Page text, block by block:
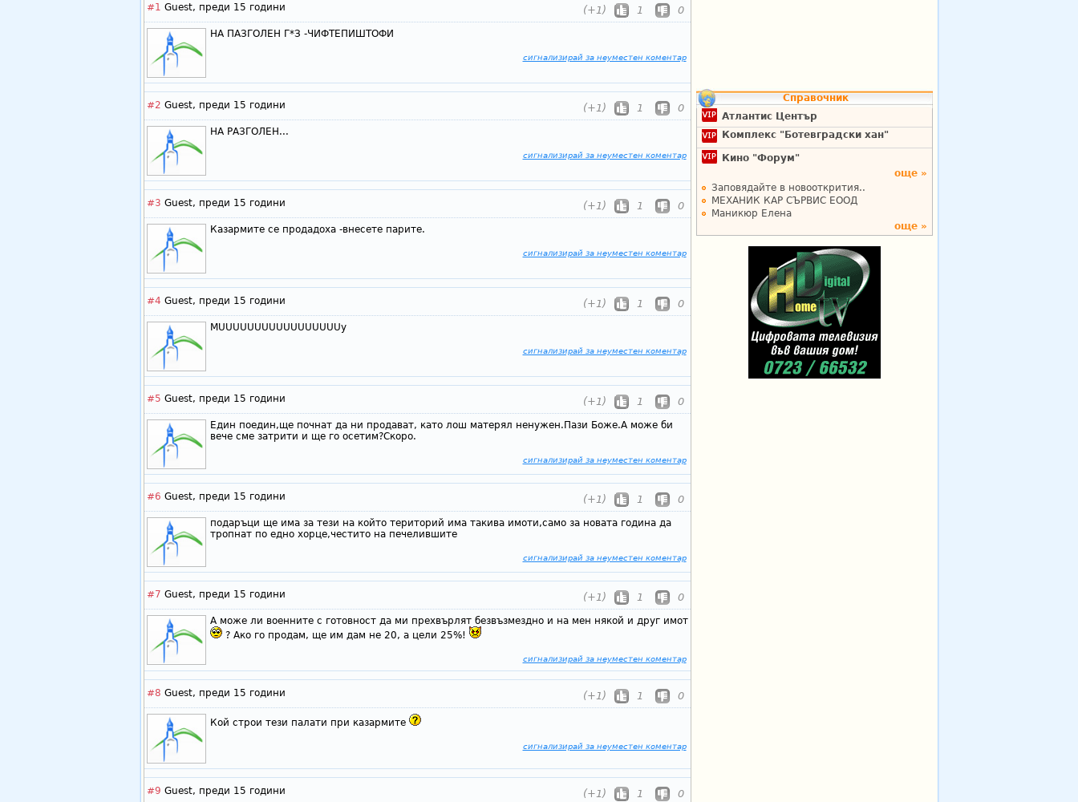
#1 Guest, преди 15 години (+1) 1 0
НА ПАЗГОЛЕН Г*З -ЧИФТЕПИШТОФИ
сигнализирай за неуместен коментар
#2 Guest, преди 15 години (+1) 1 0
НА РАЗГОЛЕН...
сигнализирай за неуместен коментар
#3 Guest, преди 15 години (+1) 1 0
Казармите се продадоха -внесете парите.
сигнализирай за неуместен коментар
#4 Guest, преди 15 години (+1) 1 0
MUUUUUUUUUUUUUUUUUy
сигнализирай за неуместен коментар
#5 Guest, преди 15 години (+1) 1 0
Един поедин,ще почнат да ни продават, като лош матерял ненужен.Пази Боже.А може би
вече сме затрити и ще го осетим?Скоро.
сигнализирай за неуместен коментар
#6 Guest, преди 15 години (+1) 1 0
подаръци ще има за тези на който територий има такива имоти,само за новата година да
тропнат по едно хорце,честито на печелившите
сигнализирай за неуместен коментар
#7 Guest, преди 15 години (+1) 1 0
А може ли военните с готовност да ми прехвърлят безвъзмездно и на мен някой и друг имот
? Ако го продам, ще им дам не 20, а цели 25%!
сигнализирай за неуместен коментар
#8 Guest, преди 15 години (+1) 1 0
Кой строи тези палати при казармите
сигнализирай за неуместен коментар
#9 Guest, преди 15 години (+1) 1 0
Справочник
Атлантис Център
Комплекс "Ботевградски хан"
Кино "Форум"
още »
Заповядайте в новооткрития..
МЕХАНИК КАР СЪРВИС ЕООД
Маникюр Елена
още »